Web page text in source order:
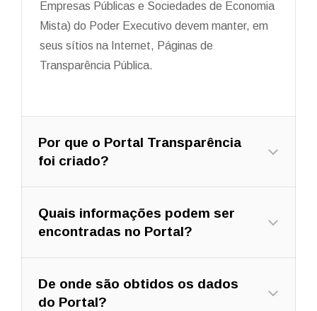
Empresas Públicas e Sociedades de Economia
Mista) do Poder Executivo devem manter, em
seus sítios na Internet, Páginas de
Transparência Pública.
Por que o Portal Transparência
foi criado?
Quais informações podem ser
encontradas no Portal?
De onde são obtidos os dados
do Portal?